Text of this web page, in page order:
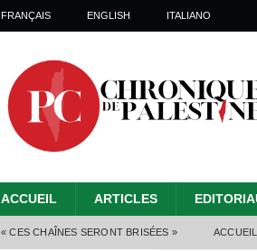
FRANÇAIS ENGLISH ITALIANO
ACCUEIL ARTICLES
« CES CHAÎNES SERONT BRISÉES » ACCUEIL